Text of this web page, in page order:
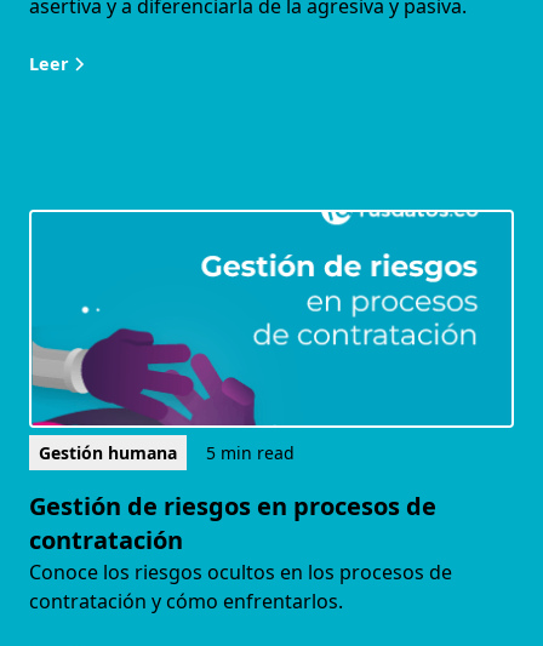
asertiva y a diferenciarla de la agresiva y pasiva.
Leer
Gestión humana 5 min read
Gestión de riesgos en procesos de
contratación
Conoce los riesgos ocultos en los procesos de
contratación y cómo enfrentarlos.